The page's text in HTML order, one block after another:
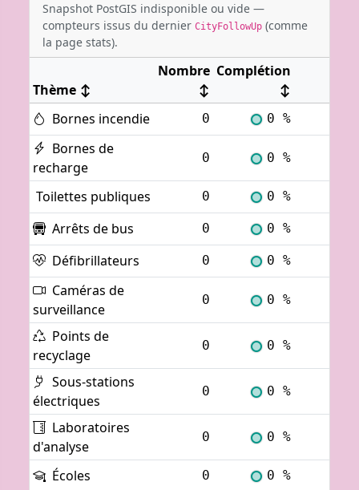
Snapshot PostGIS indisponible ou vide —
compteurs issus du dernier CityFollowUp (comme
la page stats).
Thème ↕
Nombre
↕
Complétion
↕
Bornes incendie
0 0 %
Bornes de
recharge
0 0 %
Toilettes publiques 0 0 %
Arrêts de bus 0 0 %
Défibrillateurs 0 0 %
Caméras de
surveillance
0 0 %
Points de
recyclage
0 0 %
Sous-stations
électriques
0 0 %
Laboratoires
d'analyse
0 0 %
Écoles 0 0 %